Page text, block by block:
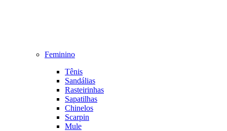
Feminino
Tênis
Sandálias
Rasteirinhas
Sapatilhas
Chinelos
Scarpin
Mule